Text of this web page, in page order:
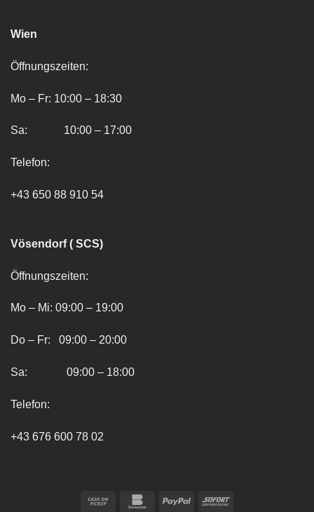
Wien
Öffnungszeiten:
Mo – Fr: 10:00 – 18:30
Sa: 10:00 – 17:00
Telefon:
+43 650 88 910 54
Vösendorf ( SCS)
Öffnungszeiten:
Mo – Mi: 09:00 – 19:00
Do – Fr: 09:00 – 20:00
Sa: 09:00 – 18:00
Telefon:
+43 676 600 78 02
Cash
BankomatPayPal Sofort